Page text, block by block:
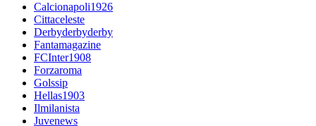
Calcionapoli1926
Cittaceleste
Derbyderbyderby
Fantamagazine
FCInter1908
Forzaroma
Golssip
Hellas1903
Ilmilanista
Juvenews